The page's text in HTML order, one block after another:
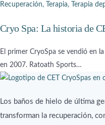
Recuperación, Terapia, Terapia
Cryo Spa: La historia de
El primer CryoSpa se vendió en
en 2007. Ratoath Sports…
Los baños de hielo de última
transforman la recuperación,